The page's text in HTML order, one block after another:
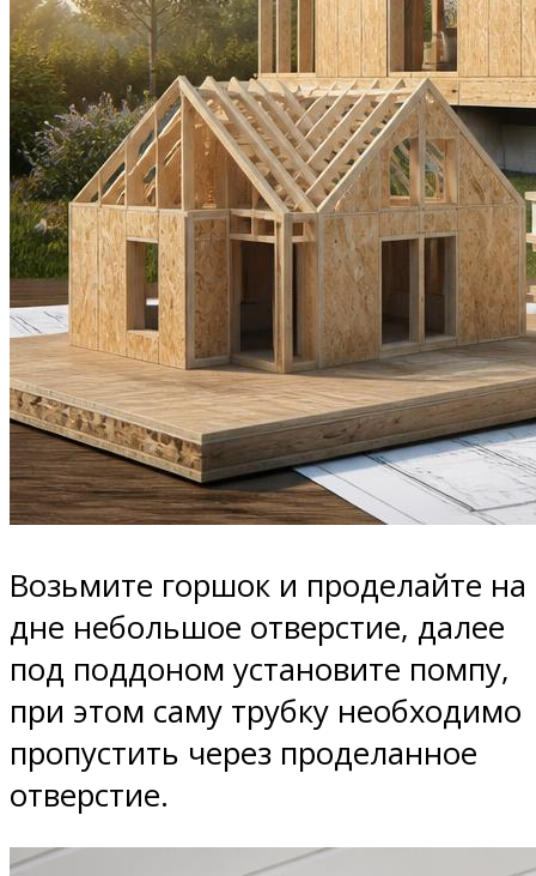
Возьмите горшок и проделайте на
дне небольшое отверстие, далее
под поддоном установите помпу,
при этом саму трубку необходимо
пропустить через проделанное
отверстие.